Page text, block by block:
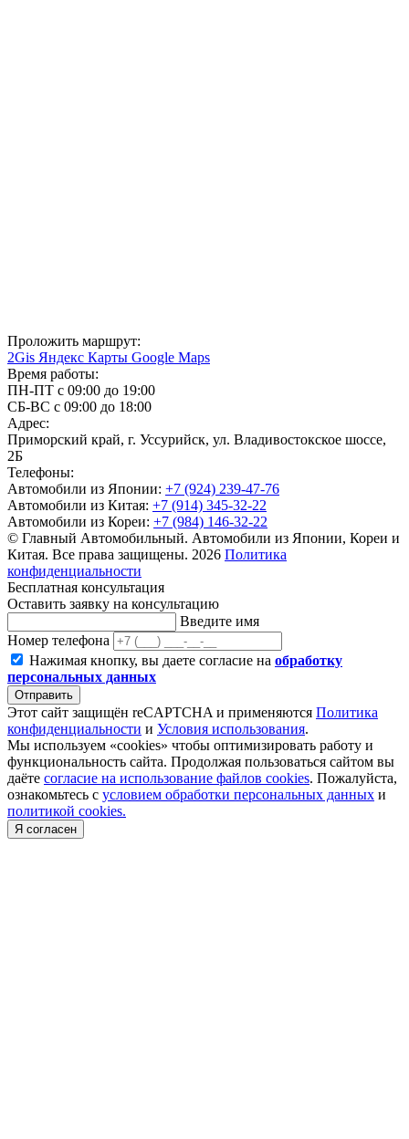
Проложить маршрут:
2Gis Яндекс Карты Google Maps
Время работы:
ПН-ПТ с 09:00 до 19:00
СБ-ВС с 09:00 до 18:00
Адрес:
Приморский край, г. Уссурийск, ул. Владивостокское шоссе,
2Б
Телефоны:
Автомобили из Японии: +7 (924) 239-47-76
Автомобили из Китая: +7 (914) 345-32-22
Автомобили из Кореи: +7 (984) 146-32-22
© Главный Автомобильный. Автомобили из Японии, Кореи и
Китая. Все права защищены. 2026 Политика
конфиденциальности
Бесплатная консультация
Оставить заявку на консультацию
Введите имя
Номер телефона
Нажимая кнопку, вы даете согласие на обработку
персональных данных
Отправить
Этот сайт защищён reCAPTCHA и применяются Политика
конфиденциальности и Условия использования.
Мы используем «cookies» чтобы оптимизировать работу и
функциональность сайта. Продолжая пользоваться сайтом вы
даёте согласие на использование файлов cookies. Пожалуйста,
ознакомьтесь с условием обработки персональных данных и
политикой cookies.
Я согласен